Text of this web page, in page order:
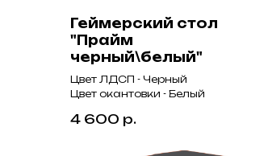
Геймерский стол
"Прайм
черный\белый"
Цвет ЛДСП - Черный
Цвет окантовки - Белый
4 600 р.